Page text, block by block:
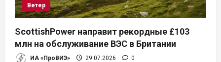
Ветер
ScottishPower направит рекордные £103
млн на обслуживание ВЭС в Британии
ИА «ПроВИЭ» 29.07.2026 0